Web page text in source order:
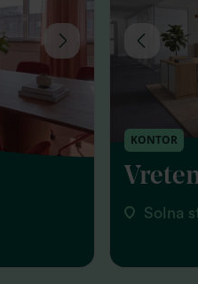
KONTOR
Solna